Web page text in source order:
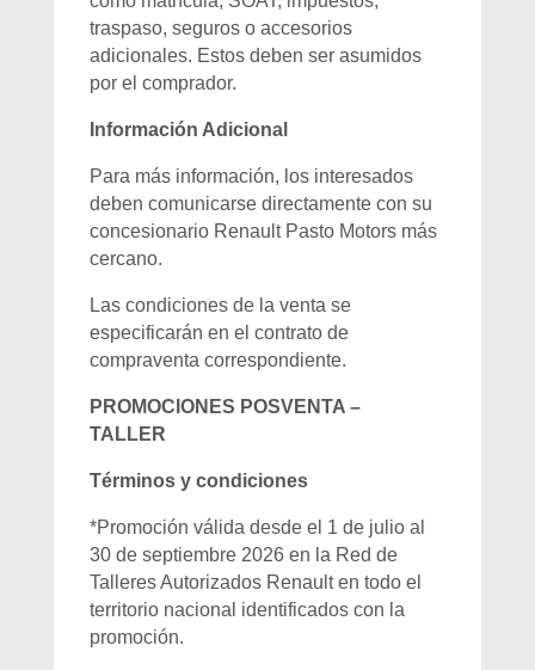
traspaso, seguros o accesorios
adicionales. Estos deben ser asumidos
por el comprador.
Información Adicional
Para más información, los interesados
deben comunicarse directamente con su
concesionario Renault Pasto Motors más
cercano.
Las condiciones de la venta se
especificarán en el contrato de
compraventa correspondiente.
PROMOCIONES POSVENTA –
TALLER
Términos y condiciones
*Promoción válida desde el 1 de julio al
30 de septiembre 2026 en la Red de
Talleres Autorizados Renault en todo el
territorio nacional identificados con la
promoción.